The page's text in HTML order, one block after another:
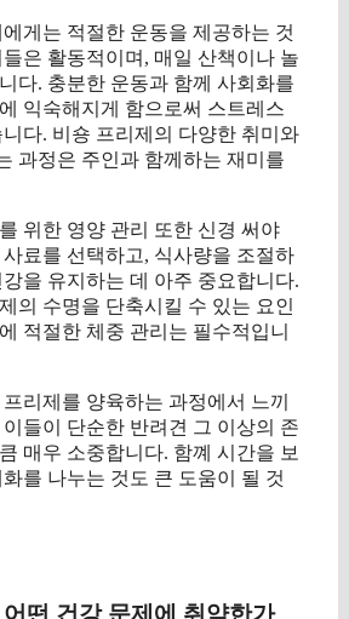
게는 적절한 운동을 제공하는 것
은 활동적이며, 매일 산책이나 놀
다. 충분한 운동과 함께 사회화를
익숙해지게 함으로써 스트레스
다. 비숑 프리제의 다양한 취미와
과정은 주인과 함께하는 재미를
위한 영양 관리 또한 신경 써야
료를 선택하고, 식사량을 조절하
을 유지하는 데 아주 중요합니다.
의 수명을 단축시킬 수 있는 요인
적절한 체중 관리는 필수적입니
리제를 양육하는 과정에서 느끼
들이 단순한 반려견 그 이상의 존
매우 소중합니다. 함꼐 시간을 보
를 나누는 것도 큰 도움이 될 것
떤 건강 문제에 취약한가